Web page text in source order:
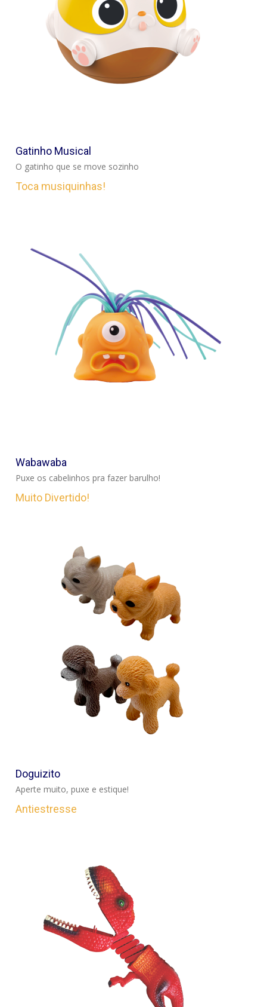
Gatinho Musical
O gatinho que se move sozinho
Toca musiquinhas!
Wabawaba
Puxe os cabelinhos pra fazer barulho!
Muito Divertido!
Doguizito
Aperte muito, puxe e estique!
Antiestresse